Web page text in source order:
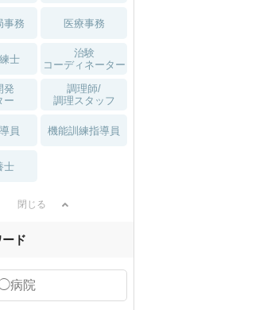
事務 医療事務
士
治験
コーディネーター
発
ー
調理師/
調理スタッフ
員 機能訓練指導員
士
閉じる
ド